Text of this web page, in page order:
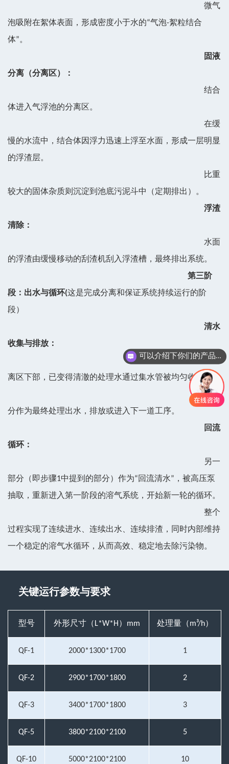
微气
泡吸附在絮体表面，形成密度小于水的“气泡-絮粒结合
体”。
固液
分离（分离区）：
结合
体进入气浮池的分离区。
在缓
慢的水流中，结合体因浮力迅速上浮至水面，形成一层明显
的浮渣层。
比重
较大的固体杂质则沉淀到池底污泥斗中（定期排出）。
浮渣
清除：
水面
的浮渣由缓慢移动的刮渣机刮入浮渣槽，最终排出系统。
第三阶
段：出水与循环(这是完成分离和保证系统持续运行的阶
段）
清水
收集与排放：
在分
离区下部，已变得清澈的处理水通过集水管被均匀收集。
一部
分作为最终处理出水，排放或进入下一道工序。
回流
循环：
另一
部分（即步骤1中提到的部分）作为“回流清水”，被高压泵
抽取，重新进入第一阶段的溶气系统，开始新一轮的循环。
整个
过程实现了连续进水、连续出水、连续排渣，同时内部维持
一个稳定的溶气水循环，从而高效、稳定地去除污染物。
关键运行参数与要求
型号 外形尺寸（L*W*H）mm 处理量（m³/h）
QF-1 2000*1300*1700 1
QF-2 2900*1700*1800 2
QF-3 3400*1700*1800 3
QF-5 3800*2100*2100 5
QF-10 5000*2100*2100 10
可以介绍下你们的产品么